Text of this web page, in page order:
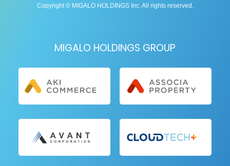
Copyright © MIGALO HOLDINGS Inc. All rights reserved.
MIGALO HOLDINGS GROUP